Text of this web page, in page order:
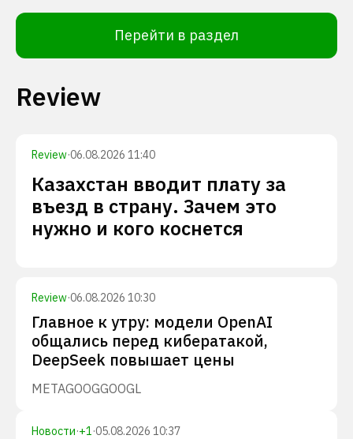
Перейти в раздел
Review
Review·06.08.2026 11:40
Казахстан вводит плату за
въезд в страну. Зачем это
нужно и кого коснется
Review·06.08.2026 10:30
Главное к утру: модели OpenAI
общались перед кибератакой,
DeepSeek повышает цены
METAGOOGGOOGL
Новости·+1·05.08.2026 10:37